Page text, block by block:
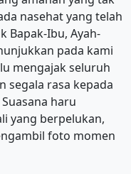
nasehat yang telah
Bapak-Ibu, Ayah-
pada kami
mengajak seluruh
segala rasa kepada
haru
yang berpelukan,
foto momen